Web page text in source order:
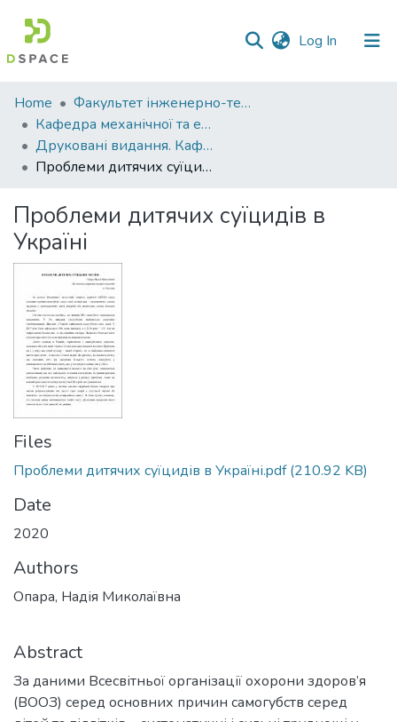
Log In (current)
Communities
&
Collections
All of DSpace
Statistics
Home
Факультет інженерно-технологічний
Кафедра механічної та електричної інженерії
Друковані видання. Кафедра механічної та електричної інженерії
Проблеми дитячих суїцидів в Україні
Проблеми дитячих суїцидів в
Україні
Files
Проблеми дитячих суїцидів в Україні.pdf(210.92 KB)
Date
2020
Authors
Опара, Надія Миколаївна
Abstract
За даними Всесвітньої організації охорони здоров’я
(ВООЗ) серед основних причин самогубств серед